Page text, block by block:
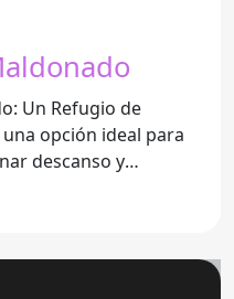
Un Refugio de
descanso y